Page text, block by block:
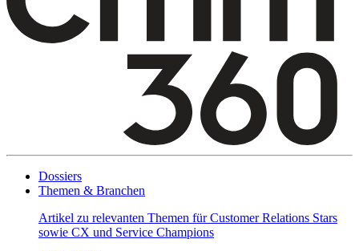
Dossiers
Themen & Branchen
Artikel zu relevanten Themen für Customer Relations Stars
sowie CX und Service Champions